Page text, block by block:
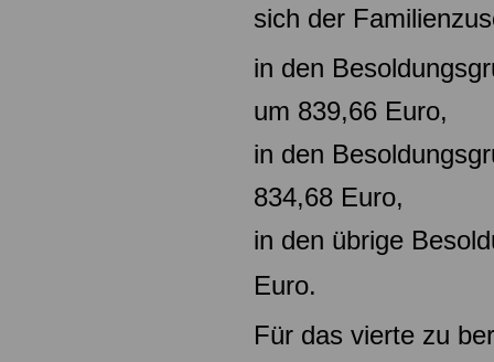
sich der
in den
um 839,66 Euro,
in den
834,68 Euro,
in den übrige
Euro.
Für das vierte zu